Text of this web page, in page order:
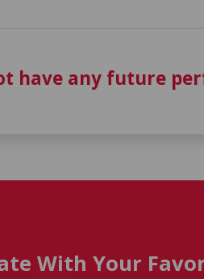
have any future
With Your